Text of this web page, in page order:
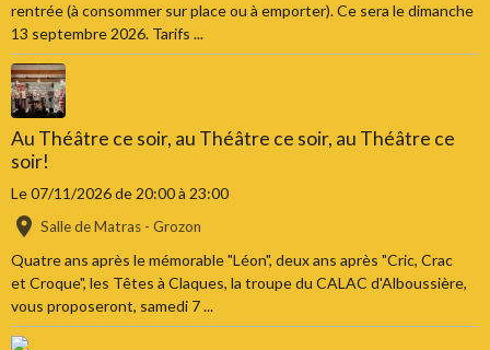
rentrée (à consommer sur place ou à emporter). Ce sera le dimanche
13 septembre 2026. Tarifs ...
Au Théâtre ce soir, au Théâtre ce soir, au Théâtre ce
soir!
Le 07/11/2026de 20:00à 23:00
Salle de Matras - Grozon
Quatre ans après le mémorable "Léon", deux ans après "Cric, Crac
et Croque", les Têtes à Claques, la troupe du CALAC d'Alboussière,
vous proposeront, samedi 7 ...